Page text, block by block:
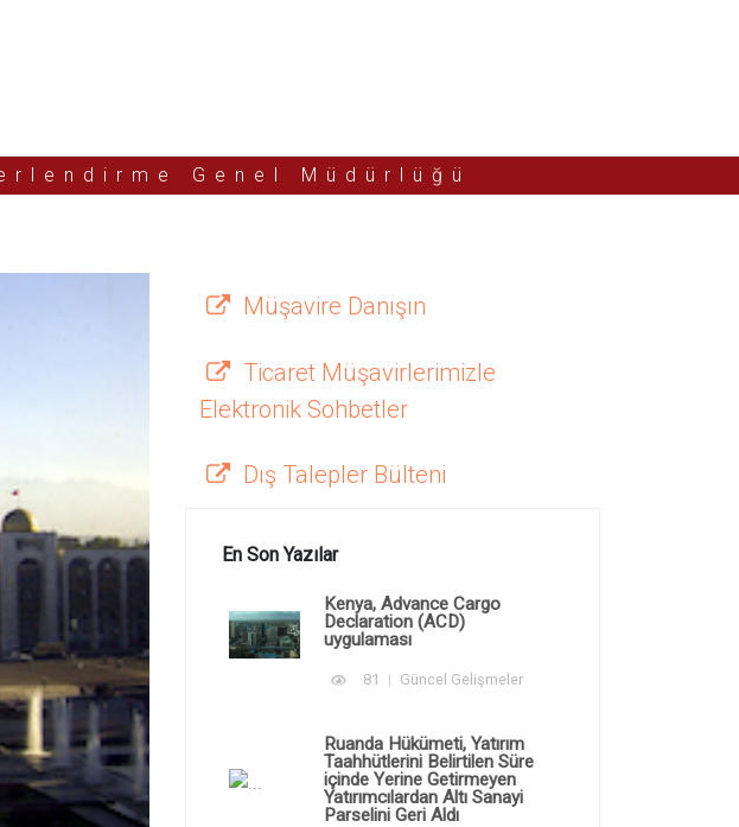
Genel Müdürlüğü
Müşavire Danışın
Ticaret Müşavirlerimizle
Elektronik Sohbetler
Dış Talepler Bülteni
En Son Yazılar
Kenya, Advance Cargo
Declaration (ACD)
uygulaması
81 Güncel Gelişmeler
Ruanda Hükümeti, Yatırım
Taahhütlerini Belirtilen Süre
içinde Yerine Getirmeyen
Yatırımcılardan Altı Sanayi
Parselini Geri Aldı